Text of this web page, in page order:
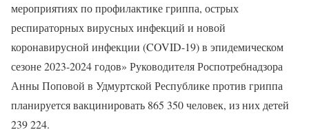
мероприятиях по профилактике гриппа, острых
респираторных вирусных инфекций и новой
коронавирусной инфекции (COVID-19) в эпидемическом
сезоне 2023-2024 годов» Руководителя Роспотребнадзора
Анны Поповой в Удмуртской Республике против гриппа
планируется вакцинировать 865 350 человек, из них детей
239 224.